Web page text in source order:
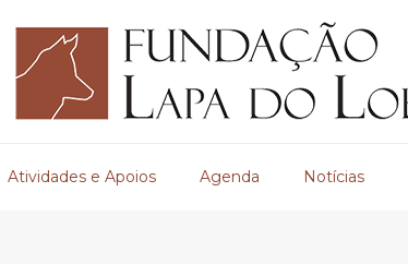
Atividades e Apoios Agenda Notícias